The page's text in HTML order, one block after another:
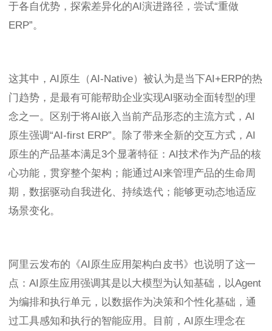
于各自优势，探索差异化的AI演进路径，尝试“重做
ERP”。
这其中，AI原生（AI-Native）被认为是当下AI+ERP的热
门趋势，是最有可能帮助企业实现AI驱动全面转型的理
念之一。区别于将AI嵌入当前产品形态的主流方式，AI
原生强调“AI-first ERP”。除了带来全新的交互方式，AI
原生的产品基本满足3个显著特征：AI技术作为产品的核
心功能，贯穿整个架构；能通过AI来管理产品的生命周
期，数据驱动自我进化、持续迭代；能够更动态地适应
场景变化。
阿里云发布的《AI原生应用架构白皮书》也说明了这一
点：AI原生应用强调其是以大模型为认知基础，以Agent
为编排和执行单元，以数据作为决策和个性化基础，通
过工具感知和执行的智能应用。目前，AI原生理念在